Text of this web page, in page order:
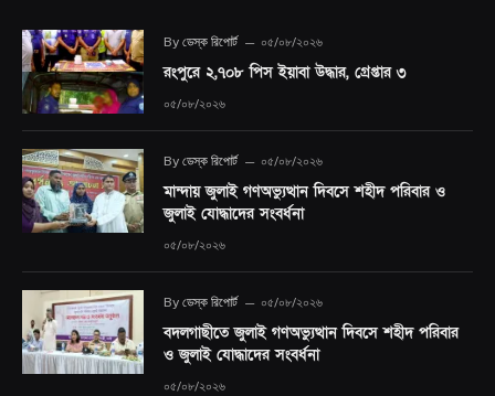
By ডেস্ক রিপোর্ট ০৫/০৮/২০২৬
রংপুরে ২,৭০৮ পিস ইয়াবা উদ্ধার, গ্রেপ্তার ৩
০৫/০৮/২০২৬
By ডেস্ক রিপোর্ট ০৫/০৮/২০২৬
মান্দায় জুলাই গণঅভ্যুত্থান দিবসে শহীদ পরিবার ও
জুলাই যোদ্ধাদের সংবর্ধনা
০৫/০৮/২০২৬
By ডেস্ক রিপোর্ট ০৫/০৮/২০২৬
বদলগাছীতে জুলাই গণঅভ্যুত্থান দিবসে শহীদ পরিবার
ও জুলাই যোদ্ধাদের সংবর্ধনা
০৫/০৮/২০২৬